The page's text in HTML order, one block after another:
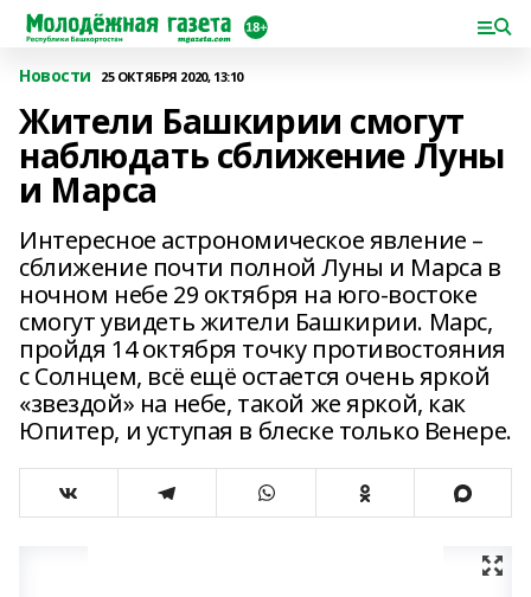
Новости 25 ОКТЯБРЯ 2020, 13:10
Жители Башкирии смогут
наблюдать сближение Луны
и Марса
Интересное астрономическое явление –
сближение почти полной Луны и Марса в
ночном небе 29 октября на юго-востоке
смогут увидеть жители Башкирии. Марс,
пройдя 14 октября точку противостояния
с Солнцем, всё ещё остается очень яркой
«звездой» на небе, такой же яркой, как
Юпитер, и уступая в блеске только Венере.